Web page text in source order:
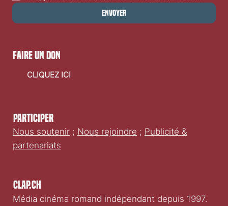
Envoyer
Clap.ch
Média cinéma romand indépendant depuis 1997.
Participer
Nous soutenir ; Nous rejoindre ; Publicité &
partenariats
faire un don
CLIQUEZ ICI